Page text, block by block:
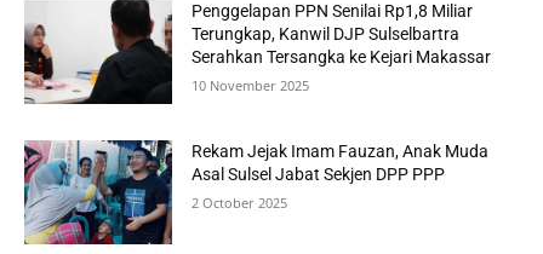
Penggelapan PPN Senilai Rp1,8 Miliar
Terungkap, Kanwil DJP Sulselbartra
Serahkan Tersangka ke Kejari Makassar
10 November 2025
Rekam Jejak Imam Fauzan, Anak Muda
Asal Sulsel Jabat Sekjen DPP PPP
2 October 2025